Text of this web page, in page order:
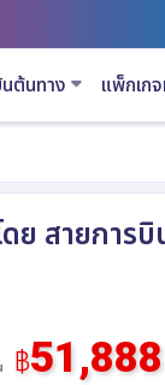
ต้นทาง แพ็กเก
ย สายการบิ
฿51,888